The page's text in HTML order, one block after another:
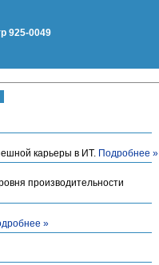
925-0049
карьеры в ИТ. Подробнее »
производительности
»